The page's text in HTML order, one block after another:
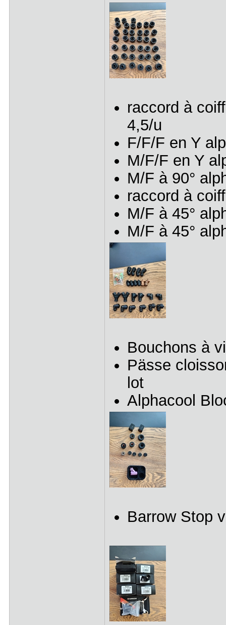
raccord à
4,5/u
F/F/F en Y
M/F/F en Y
M/F à 90°
raccord à
M/F à 45°
M/F à 45°
Bouchons à
Pässe
lot
Alphacool
Barrow Stop